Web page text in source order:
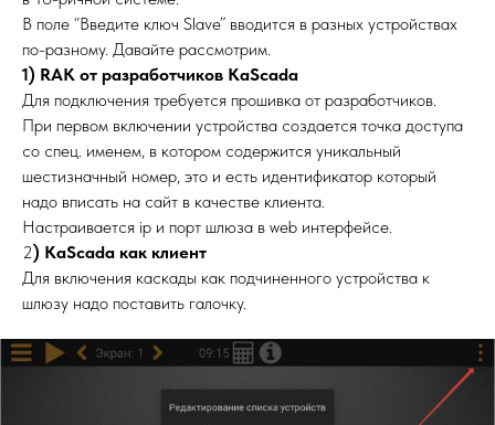
В поле “Введите ключ Slave” вводится в разных устройствах
по-разному. Давайте рассмотрим.
1) RAK от разработчиков KaScada
Для подключения требуется прошивка от разработчиков.
При первом включении устройства создается точка доступа
со спец. именем, в котором содержится уникальный
шестизначный номер, это и есть идентификатор который
надо вписать на сайт в качестве клиента.
Настраивается ip и порт шлюза в web интерфейсе.
2) KaScada как клиент
Для включения каскады как подчиненного устройства к
шлюзу надо поставить галочку.